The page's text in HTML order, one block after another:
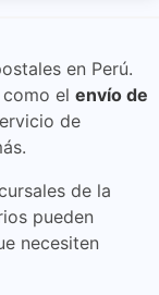
en Perú.
el envío de
de
de la
pueden
necesiten